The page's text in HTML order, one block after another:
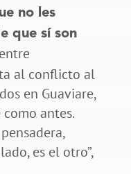
no les
que sí son
al conflicto al
en Guaviare,
antes.
es el otro”,